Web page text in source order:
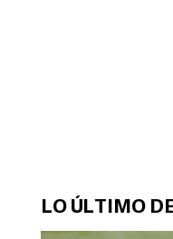
LO ÚLTIMO